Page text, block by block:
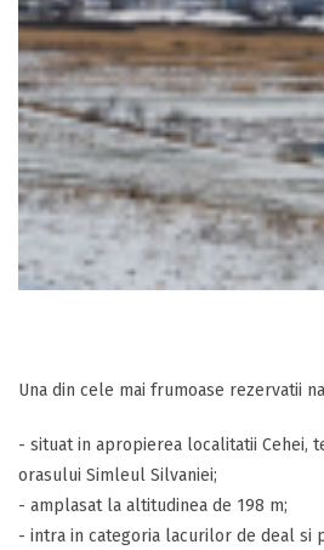
Una din cele mai frumoase rezervatii
- situat in apropierea localitatii Cehei,
orasului Simleul Silvaniei;
- amplasat la altitudinea de 198 m;
- intra in categoria lacurilor de deal si